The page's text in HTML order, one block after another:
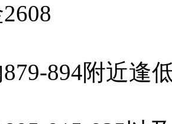
894附近逢